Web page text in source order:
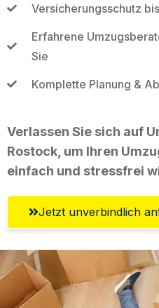
Versicherungsschutz
Erfahrene
Sie
Komplette Planung &
Verlassen Sie sich auf
Rostock, um Ihren
einfach und stressfrei
Jetzt unverbindlich